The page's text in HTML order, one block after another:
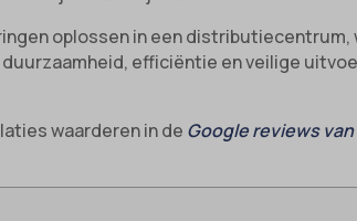
oplossen in een distributiecentrum,
efficiëntie en veilige
waarderen in de Google reviews van